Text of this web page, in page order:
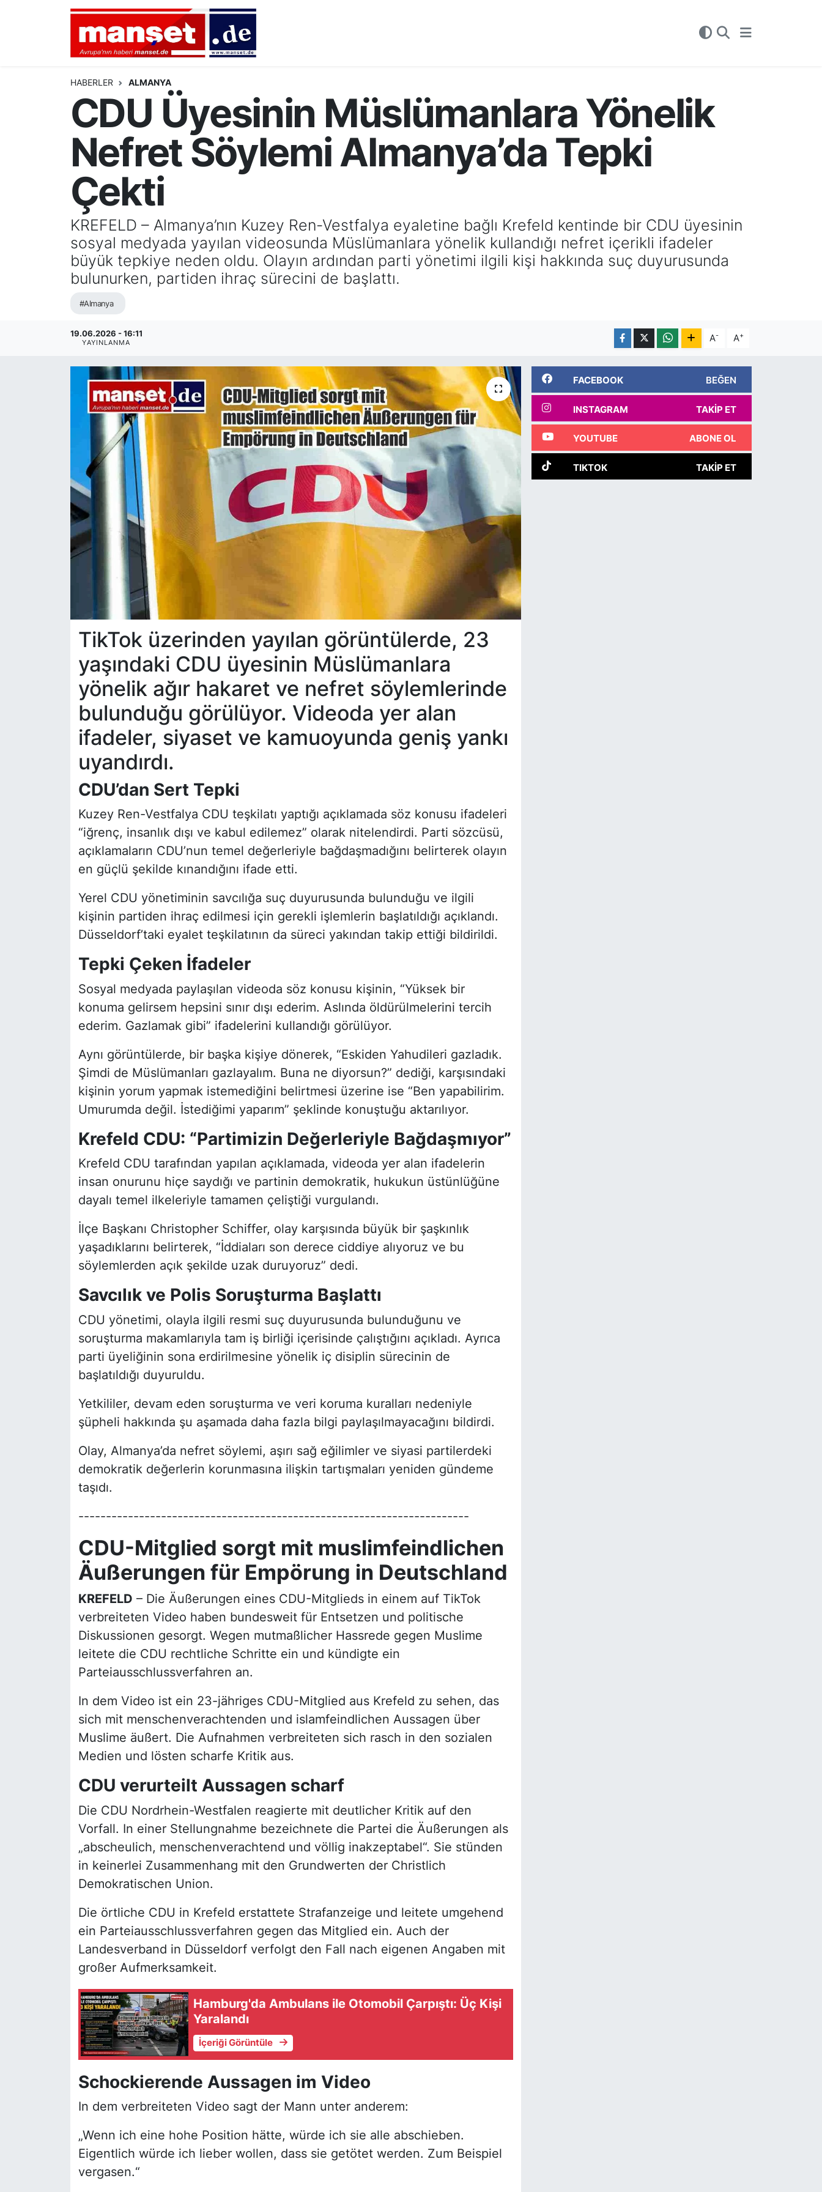
HABERLER ALMANYA
CDU Üyesinin Müslümanlara Yönelik
Nefret Söylemi Almanya’da Tepki
Çekti
KREFELD – Almanya’nın Kuzey Ren-Vestfalya eyaletine bağlı Krefeld kentinde bir CDU üyesinin
sosyal medyada yayılan videosunda Müslümanlara yönelik kullandığı nefret içerikli ifadeler
büyük tepkiye neden oldu. Olayın ardından parti yönetimi ilgili kişi hakkında suç duyurusunda
bulunurken, partiden ihraç sürecini de başlattı.
#Almanya
19.06.2026 - 16:11
YAYINLANMA A- A+
TikTok üzerinden yayılan görüntülerde, 23
yaşındaki CDU üyesinin Müslümanlara
yönelik ağır hakaret ve nefret söylemlerinde
bulunduğu görülüyor. Videoda yer alan
ifadeler, siyaset ve kamuoyunda geniş yankı
uyandırdı.
CDU’dan Sert Tepki
Kuzey Ren-Vestfalya CDU teşkilatı yaptığı açıklamada söz konusu ifadeleri
“iğrenç, insanlık dışı ve kabul edilemez” olarak nitelendirdi. Parti sözcüsü,
açıklamaların CDU’nun temel değerleriyle bağdaşmadığını belirterek olayın
en güçlü şekilde kınandığını ifade etti.
Yerel CDU yönetiminin savcılığa suç duyurusunda bulunduğu ve ilgili
kişinin partiden ihraç edilmesi için gerekli işlemlerin başlatıldığı açıklandı.
Düsseldorf’taki eyalet teşkilatının da süreci yakından takip ettiği bildirildi.
Tepki Çeken İfadeler
Sosyal medyada paylaşılan videoda söz konusu kişinin, “Yüksek bir
konuma gelirsem hepsini sınır dışı ederim. Aslında öldürülmelerini tercih
ederim. Gazlamak gibi” ifadelerini kullandığı görülüyor.
Aynı görüntülerde, bir başka kişiye dönerek, “Eskiden Yahudileri gazladık.
Şimdi de Müslümanları gazlayalım. Buna ne diyorsun?” dediği, karşısındaki
kişinin yorum yapmak istemediğini belirtmesi üzerine ise “Ben yapabilirim.
Umurumda değil. İstediğimi yaparım” şeklinde konuştuğu aktarılıyor.
Krefeld CDU: “Partimizin Değerleriyle Bağdaşmıyor”
Krefeld CDU tarafından yapılan açıklamada, videoda yer alan ifadelerin
insan onurunu hiçe saydığı ve partinin demokratik, hukukun üstünlüğüne
dayalı temel ilkeleriyle tamamen çeliştiği vurgulandı.
İlçe Başkanı Christopher Schiffer, olay karşısında büyük bir şaşkınlık
yaşadıklarını belirterek, “İddiaları son derece ciddiye alıyoruz ve bu
söylemlerden açık şekilde uzak duruyoruz” dedi.
Savcılık ve Polis Soruşturma Başlattı
CDU yönetimi, olayla ilgili resmi suç duyurusunda bulunduğunu ve
soruşturma makamlarıyla tam iş birliği içerisinde çalıştığını açıkladı. Ayrıca
parti üyeliğinin sona erdirilmesine yönelik iç disiplin sürecinin de
başlatıldığı duyuruldu.
Yetkililer, devam eden soruşturma ve veri koruma kuralları nedeniyle
şüpheli hakkında şu aşamada daha fazla bilgi paylaşılmayacağını bildirdi.
Olay, Almanya’da nefret söylemi, aşırı sağ eğilimler ve siyasi partilerdeki
demokratik değerlerin korunmasına ilişkin tartışmaları yeniden gündeme
taşıdı.
-----------------------------------------------------------------------
CDU-Mitglied sorgt mit muslimfeindlichen
Äußerungen für Empörung in Deutschland
KREFELD – Die Äußerungen eines CDU-Mitglieds in einem auf TikTok
verbreiteten Video haben bundesweit für Entsetzen und politische
Diskussionen gesorgt. Wegen mutmaßlicher Hassrede gegen Muslime
leitete die CDU rechtliche Schritte ein und kündigte ein
Parteiausschlussverfahren an.
In dem Video ist ein 23-jähriges CDU-Mitglied aus Krefeld zu sehen, das
sich mit menschenverachtenden und islamfeindlichen Aussagen über
Muslime äußert. Die Aufnahmen verbreiteten sich rasch in den sozialen
Medien und lösten scharfe Kritik aus.
CDU verurteilt Aussagen scharf
Die CDU Nordrhein-Westfalen reagierte mit deutlicher Kritik auf den
Vorfall. In einer Stellungnahme bezeichnete die Partei die Äußerungen als
„abscheulich, menschenverachtend und völlig inakzeptabel“. Sie stünden
in keinerlei Zusammenhang mit den Grundwerten der Christlich
Demokratischen Union.
Die örtliche CDU in Krefeld erstattete Strafanzeige und leitete umgehend
ein Parteiausschlussverfahren gegen das Mitglied ein. Auch der
Landesverband in Düsseldorf verfolgt den Fall nach eigenen Angaben mit
großer Aufmerksamkeit.
Hamburg'da Ambulans ile Otomobil Çarpıştı: Üç Kişi
Yaralandı
İçeriği Görüntüle
Schockierende Aussagen im Video
In dem verbreiteten Video sagt der Mann unter anderem:
„Wenn ich eine hohe Position hätte, würde ich sie alle abschieben.
Eigentlich würde ich lieber wollen, dass sie getötet werden. Zum Beispiel
vergasen.“
FACEBOOK BEĞEN
INSTAGRAM TAKIP ET
YOUTUBE ABONE OL
TIKTOK TAKIP ET
AVRUPA
ALMANYA
TÜRKİYE
DEUTSCH
EKONOMİ
SAĞLIK
Nöbetçi Eczaneler
Hava Durumu
Namaz Vakitleri
Trafik Durumu
Tüm Manşetler
Son Dakika Haberleri
Haber Arşivi